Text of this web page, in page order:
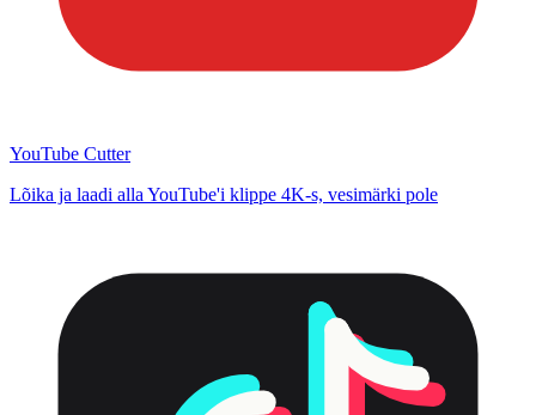
YouTube Cutter
Lõika ja laadi alla YouTube'i klippe 4K-s, vesimärki pole